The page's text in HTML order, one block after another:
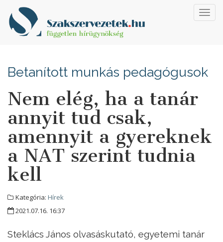
Betanított munkás pedagógusok
Nem elég, ha a tanár
annyit tud csak,
amennyit a gyereknek
a NAT szerint tudnia
kell
Kategória: Hírek
2021.07.16. 16:37
Steklács János olvasáskutató, egyetemi tanár